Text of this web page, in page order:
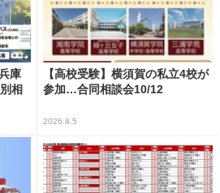
庫
相
【高校受験】横須賀の私立4校が
参加…合同相談会10/12
2026.8.5